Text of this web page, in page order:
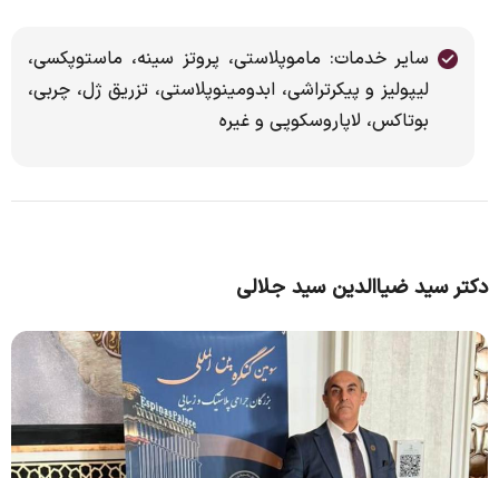
سایر خدمات: ماموپلاستی، پروتز سينه، ماستوپكسي،
ليپوليز و پيكرتراشي، ابدومينوپلاستي، تزريق ژل، چربي،
بوتاكس، لاپاروسكوپی و غیره
دکتر سید ضیاالدین سید جلالی